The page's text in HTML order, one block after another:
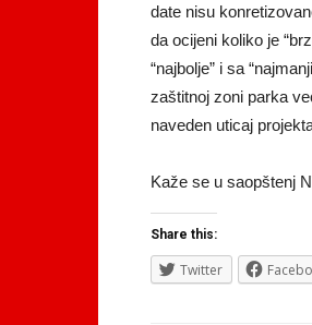
date nisu
da ocijeni koliko je
“najbolje” i sa
zaštitnoj zoni parka
naveden uticaj
Kaže se u saopštenj
Share this:
Twitter